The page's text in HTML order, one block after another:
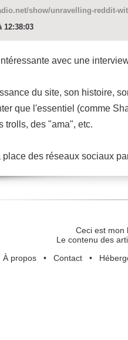
show/unravelling-reddit-
12:38:03
avec une
du site, son histoire,
que l'essentiel (comme
trolls, des "ama", etc.
place des réseaux sociaux
Ceci est mon
Le contenu des
À propos• Contact•